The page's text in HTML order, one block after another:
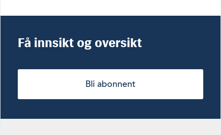
Få innsikt og oversikt
Bli abonnent